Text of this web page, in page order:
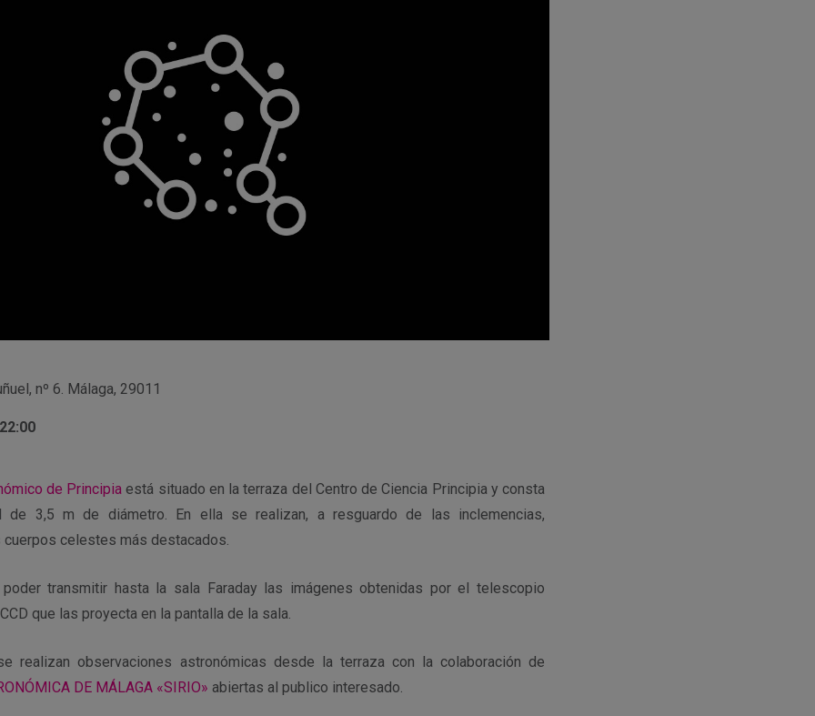
nº 6. Málaga, 29011
de Principia está situado en la terraza del Centro de Ciencia Principia y consta
de 3,5 m de diámetro. En ella se realizan, a resguardo de las inclemencias,
celestes más destacados.
poder transmitir hasta la sala Faraday las imágenes obtenidas por el telescopio
que las proyecta en la pantalla de la sala.
realizan observaciones astronómicas desde la terraza con la colaboración de
DE MÁLAGA «SIRIO» abiertas al publico interesado.